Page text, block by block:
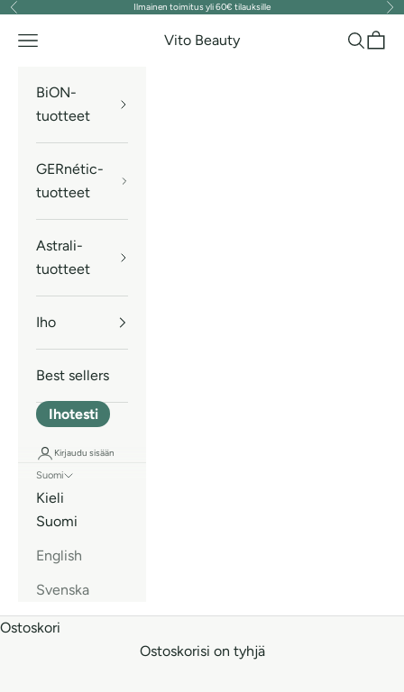
Siirry sisältöön
Edellinen Ilmainen toimitus yli 60€ tilauksille
Vito Beauty
Valikko Haku
BiON-
tuotteet
GERnétic-
tuotteet
Astrali-
tuotteet
Iho
Best sellers
Ihotesti
Kirjaudu sisään
Suomi
Kieli
Suomi
English
Svenska
Ostoskori
Ostoskorisi on tyhjä